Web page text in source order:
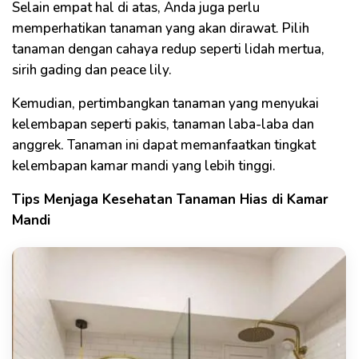
Selain empat hal di atas, Anda juga perlu
memperhatikan tanaman yang akan dirawat. Pilih
tanaman dengan cahaya redup seperti lidah mertua,
sirih gading dan peace lily.
Kemudian, pertimbangkan tanaman yang menyukai
kelembapan seperti pakis, tanaman laba-laba dan
anggrek. Tanaman ini dapat memanfaatkan tingkat
kelembapan kamar mandi yang lebih tinggi.
Tips Menjaga Kesehatan Tanaman Hias di Kamar
Mandi